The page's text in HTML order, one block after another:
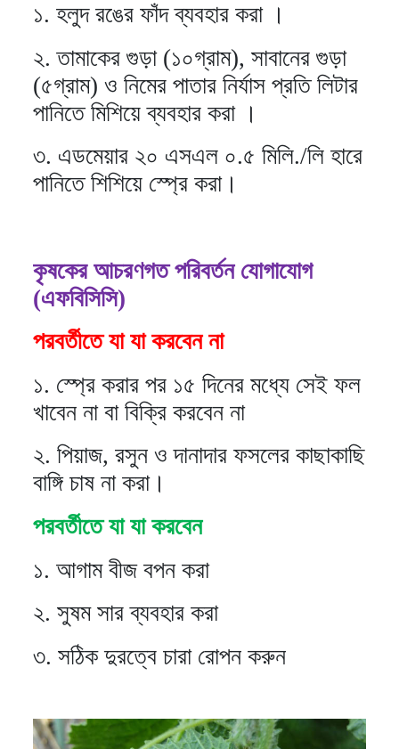
১. হলুদ রঙের ফাঁদ ব্যবহার করা ।
২. তামাকের গুড়া (১০গ্রাম), সাবানের গুড়া
(৫গ্রাম) ও নিমের পাতার নির্যাস প্রতি লিটার
পানিতে মিশিয়ে ব্যবহার করা ।
৩. এডমেয়ার ২০ এসএল ০.৫ মিলি./লি হারে
পানিতে শিশিয়ে স্প্রে করা।
কৃষকের আচরণগত পরিবর্তন যোগাযোগ
(এফবিসিসি)
পরবর্তীতে যা যা করবেন না
১. স্প্রে করার পর ১৫ দিনের মধ্যে সেই ফল
খাবেন না বা বিক্রি করবেন না
২. পিয়াজ, রসুন ও দানাদার ফসলের কাছাকাছি
বাঙ্গি চাষ না করা।
পরবর্তীতে যা যা করবেন
১. আগাম বীজ বপন করা
২. সুষম সার ব্যবহার করা
৩. সঠিক দুরত্বে চারা রোপন করুন